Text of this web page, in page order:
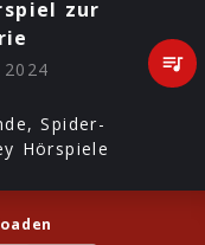
zur
Spider-
Hörspiele